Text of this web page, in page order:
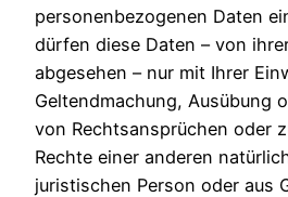
personenbezogenen Daten
dürfen diese Daten – von
abgesehen – nur mit Ihrer
Geltendmachung, Ausübung
von Rechtsansprüchen oder
Rechte einer anderen
juristischen Person oder aus